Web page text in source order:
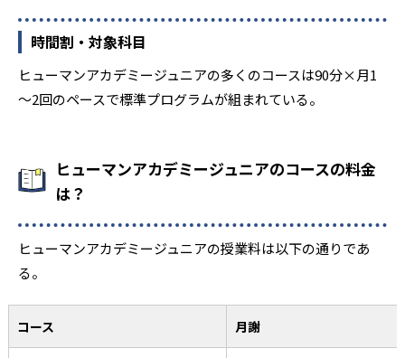
時間割・対象科目
ヒューマンアカデミージュニアの多くのコースは90分×月1
～2回のペースで標準プログラムが組まれている。
ヒューマンアカデミージュニアのコースの料金
は？
ヒューマンアカデミージュニアの授業料は以下の通りであ
る。
コース 月謝